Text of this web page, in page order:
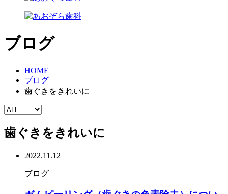
ブログ
HOME
ブログ
歯ぐきをきれいに
歯ぐきをきれいに
2022.11.12
ブログ